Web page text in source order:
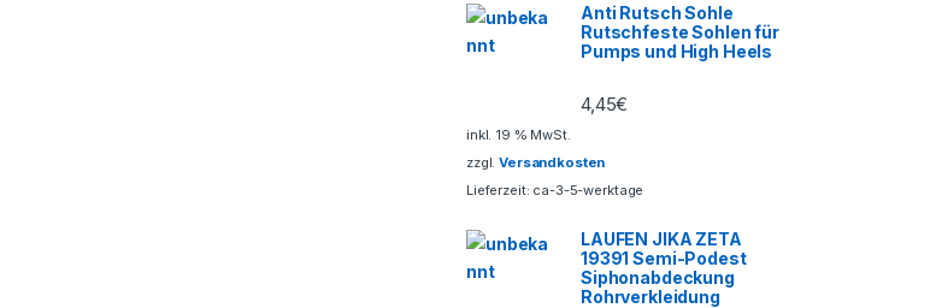
Anti Rutsch Sohle
Rutschfeste Sohlen für
Pumps und High Heels
4,45€
inkl. 19 % MwSt.
zzgl.Versandkosten
Lieferzeit: ca-3-5-werktage
LAUFEN JIKA ZETA
19391 Semi-Podest
Siphonabdeckung
Rohrverkleidung